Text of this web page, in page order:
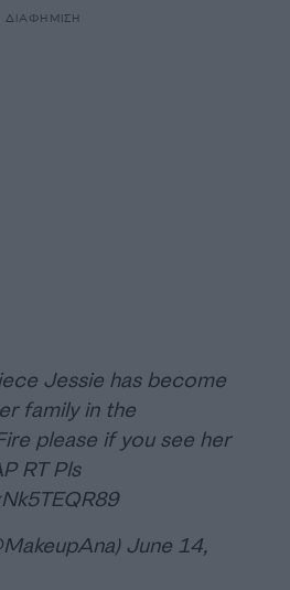
ΔΙΑΦΗΜΙΣΗ
Jessie has become
family in the
please if you see her
RT Pls
June 14,